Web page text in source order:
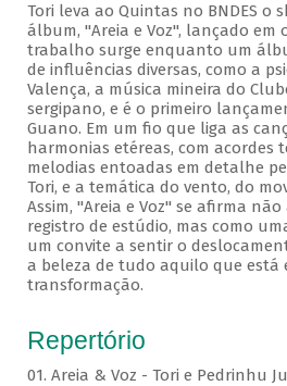
Tori leva ao Quintas no BNDES o
álbum, "Areia e Voz", lançado em
trabalho surge enquanto um
de influências diversas, como a
Valença, a música mineira do
sergipano, e é o primeiro
Guano. Em um fio que liga as
harmonias etéreas, com acordes
melodias entoadas em detalhe
Tori, e a temática do vento, do
Assim, "Areia e Voz" se afirma
registro de estúdio, mas como
um convite a sentir o
a beleza de tudo aquilo que está
transformação.
Repertório
01. Areia & Voz - Tori e Pedrinhu